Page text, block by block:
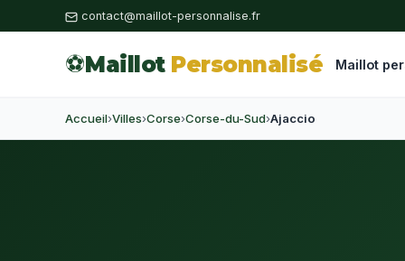
contact@maillot-personnalise.fr
⚽Maillot Personnalisé Maillot
Accueil›Villes›Corse›Corse-du-Sud›Ajaccio